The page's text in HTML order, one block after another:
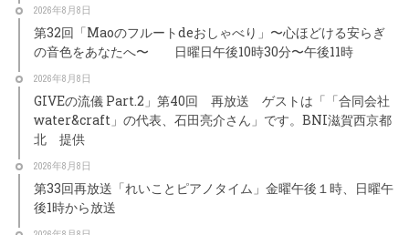
2026年8月8日
第32回「Maoのフルートdeおしゃべり」〜心ほどける安らぎ
の音色をあなたへ〜 日曜日午後10時30分〜午後11時
2026年8月8日
GIVEの流儀 Part.2」第40回 再放送 ゲストは「「合同会社
water&craft」の代表、石田亮介さん」です。BNI滋賀西京都
北 提供
2026年8月8日
第33回再放送「れいことピアノタイム」金曜午後１時、日曜午
後1時から放送